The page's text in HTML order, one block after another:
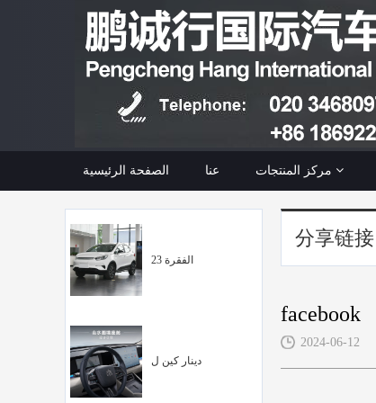
الصفحة الرئيسية عنا
الفقرة 23
دينار كين ل
分享链接
facebook
2024-06-12